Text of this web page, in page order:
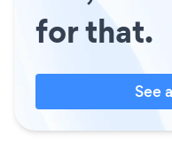
for that.
See